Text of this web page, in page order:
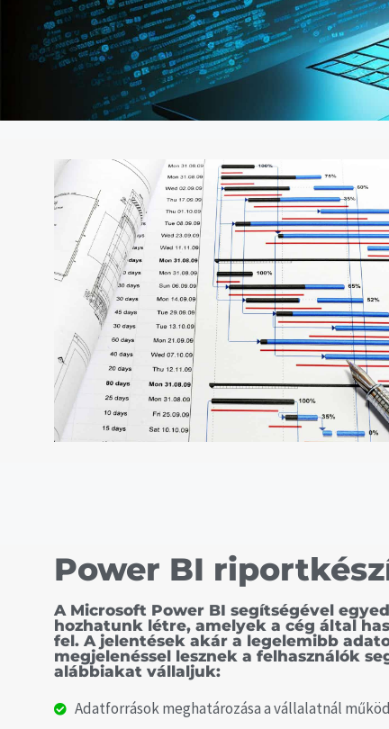
Power BI
A Microsoft Power BI segítségével
hozhatunk létre, amelyek a cég által
fel. A jelentések akár a legelemibb
megjelenéssel lesznek a felhasználók
alábbiakat vállaljuk:
Adatforrások meghatározása a vállalatnál